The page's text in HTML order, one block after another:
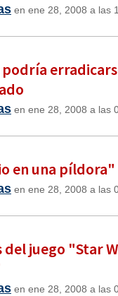
en ene 28, 2008 a las
en ene 28, 2008 a las
en una píldora"
en ene 28, 2008 a las
del juego "Star
en ene 28, 2008 a las